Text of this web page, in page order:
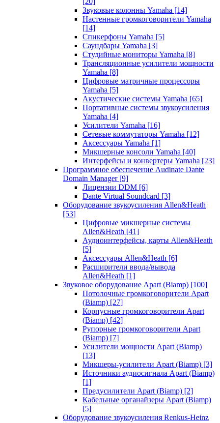
Звуковые колонны Yamaha [14]
Настенные громкоговорители Yamaha
[14]
Спикерфоны Yamaha [5]
Саундбары Yamaha [3]
Студийные мониторы Yamaha [8]
Трансляционные усилители мощности
Yamaha [8]
Цифровые матричные процессоры
Yamaha [5]
Акустические системы Yamaha [65]
Портативные системы звукоусиления
Yamaha [4]
Усилители Yamaha [16]
Сетевые коммутаторы Yamaha [12]
Аксессуары Yamaha [1]
Микшерные консоли Yamaha [40]
Интерфейсы и конвертеры Yamaha [23]
Программное обеспечение Audinate Dante
Domain Manager [9]
Лицензии DDM [6]
Dante Virtual Soundcard [3]
Оборудование звукоусиления Allen&Heath
[53]
Цифровые микшерные системы
Allen&Heath [41]
Аудиоинтерфейсы, карты Allen&Heath
[5]
Аксессуары Allen&Heath [6]
Расширители ввода/вывода
Allen&Heath [1]
Звуковое оборудование Apart (Biamp) [100]
Потолочные громкоговорители Apart
(Biamp) [27]
Корпусные громкоговорители Apart
(Biamp) [42]
Рупорные громкоговорители Apart
(Biamp) [7]
Усилители мощности Apart (Biamp)
[13]
Микшеры-усилители Apart (Biamp) [3]
Источники аудиосигнала Apart (Biamp)
[1]
Предусилители Apart (Biamp) [2]
Кабельные органайзеры Apart (Biamp)
[5]
Оборудование звукоусиления Renkus-Heinz